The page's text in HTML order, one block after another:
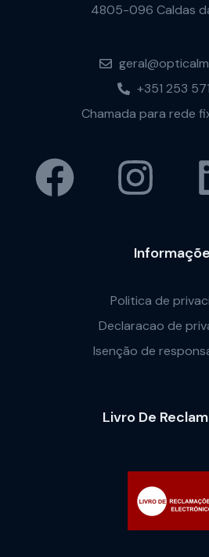
4805-096 Caldas
+351 253
Chamada para rede
Politica de
Declaracao de
Isenção de
Livro De